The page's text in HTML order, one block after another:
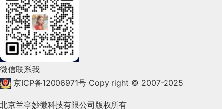
2022年2月(53)
2022年1月(99)
2021年12月(105)
微信联系我
京ICP备12006971号 Copy right © 2007-2025
北京兰亭妙微科技有限公司版权所有